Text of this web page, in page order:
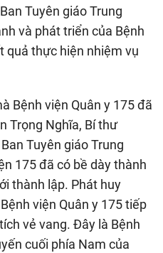
Tuyên giáo Trung
và phát triển của Bệnh
quả thực hiện nhiệm vụ
Bệnh viện Quân y 175 đã
Trọng Nghĩa, Bí thư
Tuyên giáo Trung
175 đã có bề dày thành
thành lập. Phát huy
viện Quân y 175 tiếp
vẻ vang. Đây là Bệnh
cuối phía Nam của